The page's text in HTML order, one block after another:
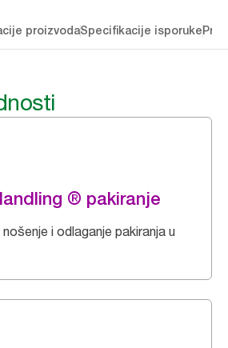
proizvodaSpecifikacije isporuke
® pakiranje
i odlaganje pakiranja u